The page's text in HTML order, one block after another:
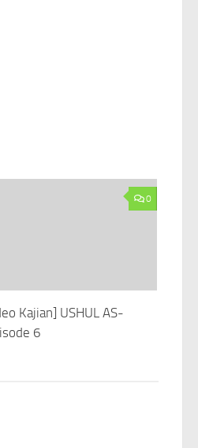
0
Kajian] USHUL AS-
6